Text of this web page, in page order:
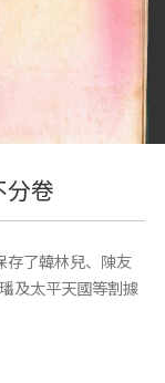
分卷
存了韓林兒、陳友
及太平天國等割據